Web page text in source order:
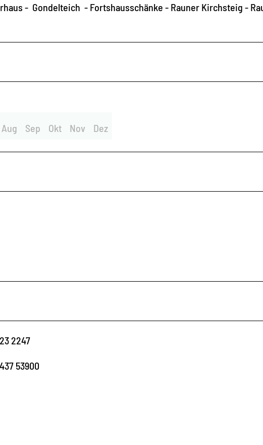
- Gondelteich - Fortshausschänke - Rauner Kirchsteig -
Aug Sep Okt Nov Dez
2247
53900